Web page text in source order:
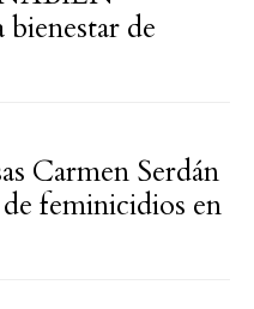
bienestar de
Carmen Serdán
feminicidios en